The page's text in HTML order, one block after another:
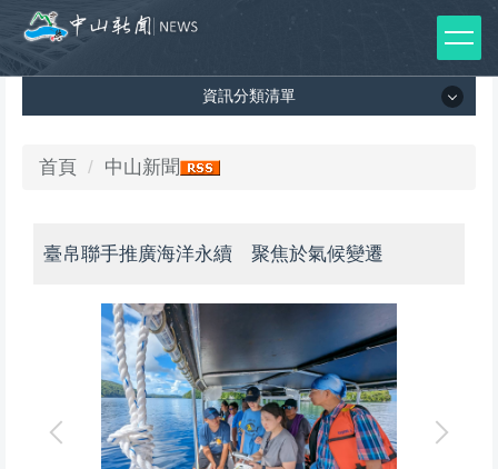
到
主
資訊分類清單
資訊分類清單
媒體報導
影音專區
師生榮譽
首頁 中山新聞
臺帛聯手推廣海洋永續 聚焦於氣候變遷